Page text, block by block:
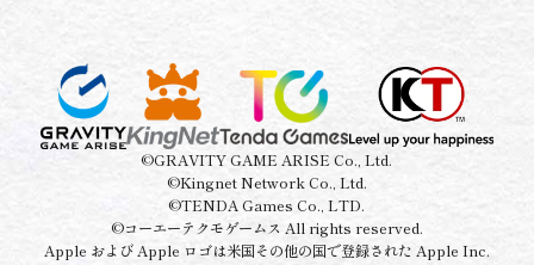
©GRAVITY GAME ARISE Co., Ltd.
©Kingnet Network Co., Ltd.
©TENDA Games Co., LTD.
©コーエーテクモゲームス All rights reserved.
Apple および Apple ロゴは米国その他の国で登録された Apple Inc.